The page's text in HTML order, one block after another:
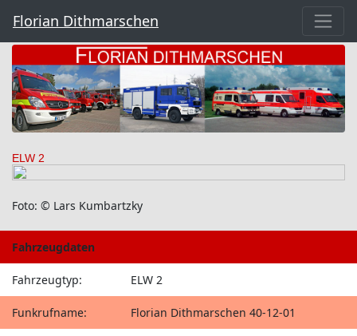
Florian Dithmarschen
ELW 2
Foto: © Lars Kumbartzky
Fahrzeugdaten
Fahrzeugtyp: ELW 2
Funkrufname: Florian Dithmarschen 40-12-01